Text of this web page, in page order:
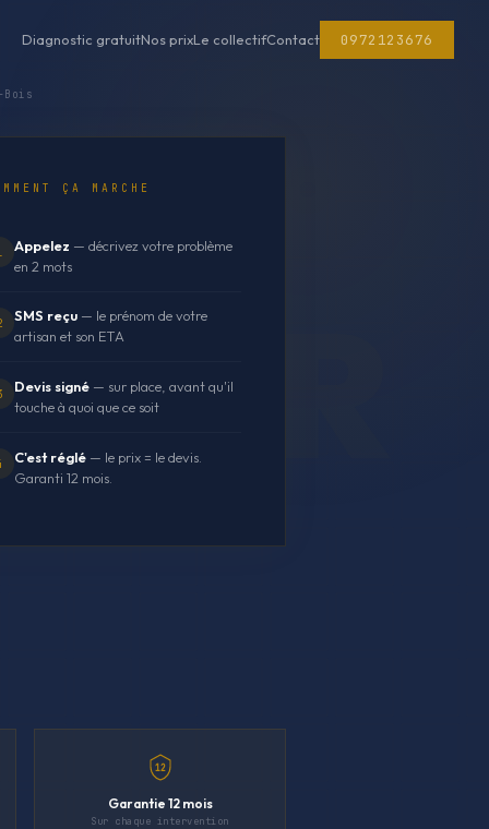
Diagnostic gratuitNos prixLe collectifContact 0972123676
ÇA MARCHE
Appelez — décrivez votre problème
en 2 mots
SMS reçu — le prénom de votre
artisan et son ETA
Devis signé — sur place, avant qu'il
touche à quoi que ce soit
C'est réglé — le prix = le devis.
Garanti 12 mois.
12
Garantie 12 mois
Sur chaque intervention